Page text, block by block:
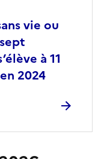
vie ou
à 11
2024